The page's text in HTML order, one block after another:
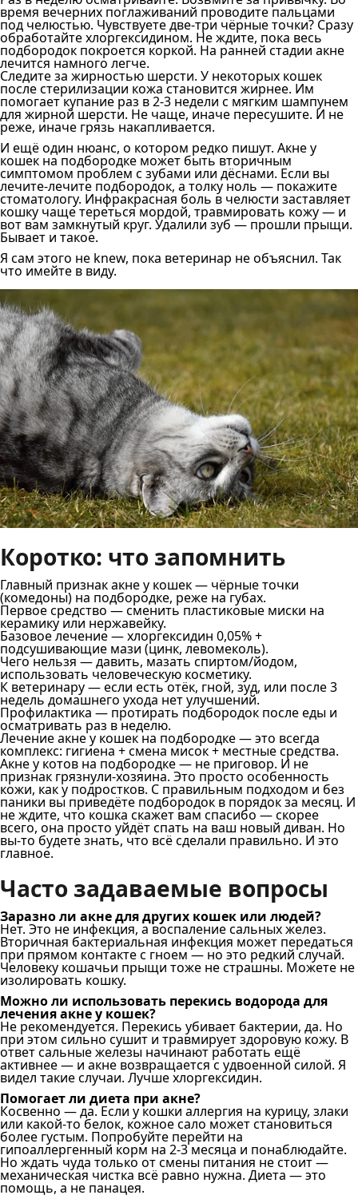
время вечерних поглаживаний проводите пальцами
под челюстью. Чувствуете две-три чёрные точки? Сразу
обработайте хлоргексидином. Не ждите, пока весь
подбородок покроется коркой. На ранней стадии акне
лечится намного легче.
Следите за жирностью шерсти. У некоторых кошек
после стерилизации кожа становится жирнее. Им
помогает купание раз в 2-3 недели с мягким шампунем
для жирной шерсти. Не чаще, иначе пересушите. И не
реже, иначе грязь накапливается.
И ещё один нюанс, о котором редко пишут. Акне у
кошек на подбородке может быть вторичным
симптомом проблем с зубами или дёснами. Если вы
лечите-лечите подбородок, а толку ноль — покажите
стоматологу. Инфракрасная боль в челюсти заставляет
кошку чаще тереться мордой, травмировать кожу — и
вот вам замкнутый круг. Удалили зуб — прошли прыщи.
Бывает и такое.
Я сам этого не knew, пока ветеринар не объяснил. Так
что имейте в виду.
Коротко: что запомнить
Главный признак акне у кошек — чёрные точки
(комедоны) на подбородке, реже на губах.
Первое средство — сменить пластиковые миски на
керамику или нержавейку.
Базовое лечение — хлоргексидин 0,05% +
подсушивающие мази (цинк, левомеколь).
Чего нельзя — давить, мазать спиртом/йодом,
использовать человеческую косметику.
К ветеринару — если есть отёк, гной, зуд, или после 3
недель домашнего ухода нет улучшений.
Профилактика — протирать подбородок после еды и
осматривать раз в неделю.
Лечение акне у кошек на подбородке — это всегда
комплекс: гигиена + смена мисок + местные средства.
Акне у котов на подбородке — не приговор. И не
признак грязнули-хозяина. Это просто особенность
кожи, как у подростков. С правильным подходом и без
паники вы приведёте подбородок в порядок за месяц. И
не ждите, что кошка скажет вам спасибо — скорее
всего, она просто уйдёт спать на ваш новый диван. Но
вы-то будете знать, что всё сделали правильно. И это
главное.
Часто задаваемые вопросы
Заразно ли акне для других кошек или людей?
Нет. Это не инфекция, а воспаление сальных желез.
Вторичная бактериальная инфекция может передаться
при прямом контакте с гноем — но это редкий случай.
Человеку кошачьи прыщи тоже не страшны. Можете не
изолировать кошку.
Можно ли использовать перекись водорода для
лечения акне у кошек?
Не рекомендуется. Перекись убивает бактерии, да. Но
при этом сильно сушит и травмирует здоровую кожу. В
ответ сальные железы начинают работать ещё
активнее — и акне возвращается с удвоенной силой. Я
видел такие случаи. Лучше хлоргексидин.
Помогает ли диета при акне?
Косвенно — да. Если у кошки аллергия на курицу, злаки
или какой-то белок, кожное сало может становиться
более густым. Попробуйте перейти на
гипоаллергенный корм на 2-3 месяца и понаблюдайте.
Но ждать чуда только от смены питания не стоит —
механическая чистка всё равно нужна. Диета — это
помощь, а не панацея.